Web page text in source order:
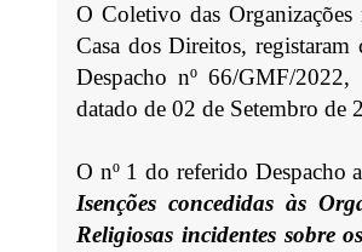
O Coletivo das
Casa dos Direitos, registaram
Despacho nº 66/GMF/
datado de 02 de Setembro de
O nº 1 do referido Despacho
Isenções concedidas às
Religiosas incidentes sobre